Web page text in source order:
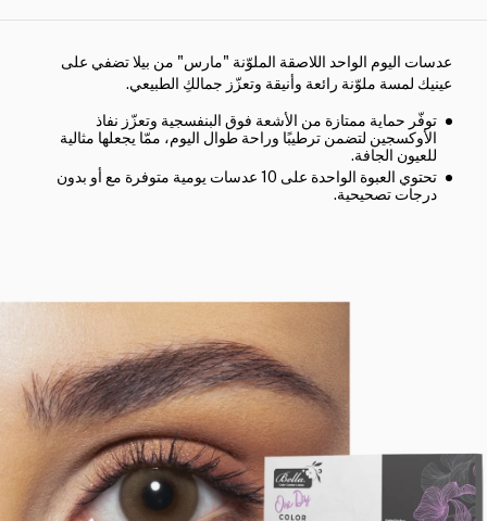
عدسات اليوم الواحد اللاصقة الملوّنة "مارس" من بيلا تضفي على
عينيك لمسة ملوّنة رائعة وأنيقة وتعزّز جمالكِ الطبيعي.
توفّر حماية ممتازة من الأشعة فوق البنفسجية وتعزّز نفاذ
الأوكسجين لتضمن ترطيبًا وراحة طوال اليوم، ممّا يجعلها مثالية
للعيون الجافة.
تحتوي العبوة الواحدة على 10 عدسات يومية متوفرة مع أو بدون
درجات تصحيحية.